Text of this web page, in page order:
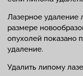
Лазерное
размере
опухолей показано
удаление.
Удалить липому